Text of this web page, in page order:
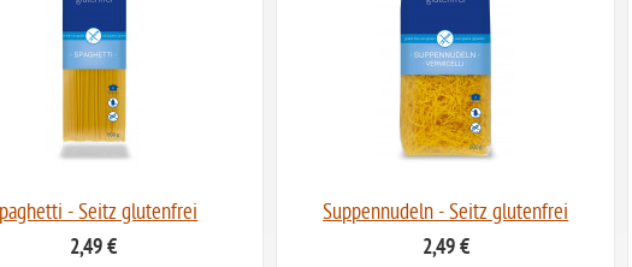
- Seitz glutenfrei
2,49 €
Suppennudeln - Seitz glutenfrei
2,49 €